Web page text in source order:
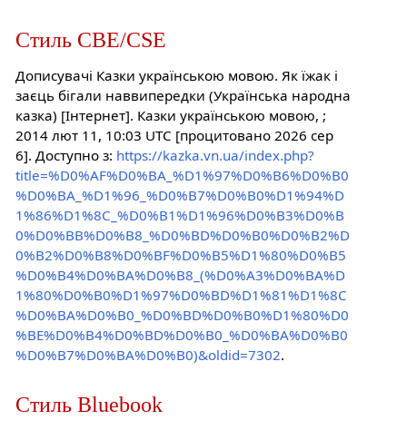
Стиль CBE/CSE
Дописувачі Казки українською мовою. Як їжак і
заєць бігали наввипередки (Українська народна
казка) [Інтернет]. Казки українською мовою, ;
2014 лют 11, 10:03 UTC [процитовано 2026 сер
6]. Доступно з: https://kazka.vn.ua/index.php?
title=%D0%AF%D0%BA_%D1%97%D0%B6%D0%B0
%D0%BA_%D1%96_%D0%B7%D0%B0%D1%94%D
1%86%D1%8C_%D0%B1%D1%96%D0%B3%D0%B
0%D0%BB%D0%B8_%D0%BD%D0%B0%D0%B2%D
0%B2%D0%B8%D0%BF%D0%B5%D1%80%D0%B5
%D0%B4%D0%BA%D0%B8_(%D0%A3%D0%BA%D
1%80%D0%B0%D1%97%D0%BD%D1%81%D1%8C
%D0%BA%D0%B0_%D0%BD%D0%B0%D1%80%D0
%BE%D0%B4%D0%BD%D0%B0_%D0%BA%D0%B0
%D0%B7%D0%BA%D0%B0)&oldid=7302.
Стиль Bluebook